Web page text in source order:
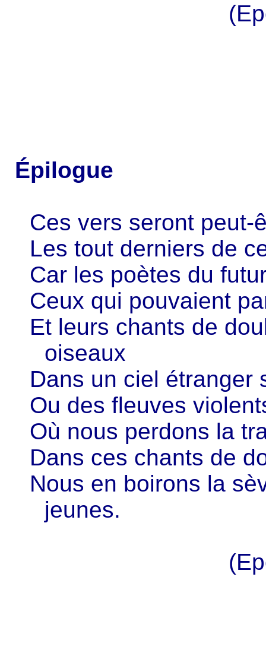
Épilogue
Ces vers seront peut-
Les tout derniers de
Car les poètes du
Ceux qui pouvaient
Et leurs chants de
oiseaux
Dans un ciel étranger
Ou des fleuves
Où nous perdons la
Dans ces chants de
Nous en boirons la
jeunes.